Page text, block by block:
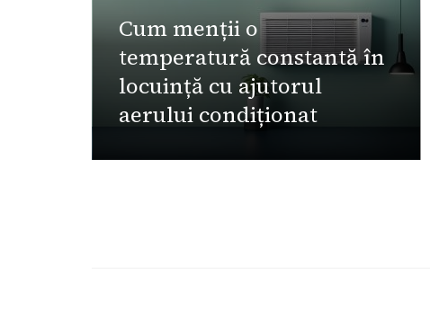
Cum menții o
temperatură constantă în
locuință cu ajutorul
aerului condiționat